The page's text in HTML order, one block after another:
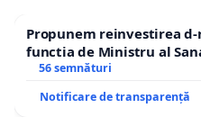
Propunem reinvestirea
functia de Ministru al
56 semnături
Notificare de transparență